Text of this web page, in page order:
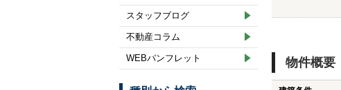
物件概要
スタッフブログ
不動産コラム
WEBパンフレット